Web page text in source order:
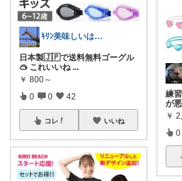
ｷﾘﾝ美味しいは正義🫶ゆる無添加☺️
日本製🇯🇵で送料無料ゴーグル
🥽 これいいね ...
￥ 800～
0 0 42
コレ いいね
練
が
￥
0